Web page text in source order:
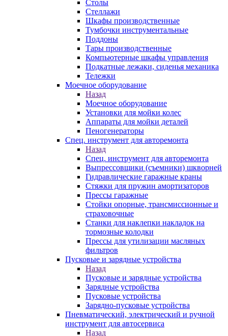
Столы
Стеллажи
Шкафы производственные
Тумбочки инструментальные
Поддоны
Тары производственные
Компьютерные шкафы управления
Подкатные лежаки, сиденья механика
Тележки
Моечное оборудование
Назад
Моечное оборудование
Установки для мойки колес
Аппараты для мойки деталей
Пеногенераторы
Спец. инструмент для авторемонта
Назад
Спец. инструмент для авторемонта
Выпрессовщики (съемники) шкворней
Гидравлические гаражные краны
Стяжки для пружин амортизаторов
Прессы гаражные
Стойки опорные, трансмиссионные и
страховочные
Станки для наклепки накладок на
тормозные колодки
Прессы для утилизации масляных
фильтров
Пусковые и зарядные устройства
Назад
Пусковые и зарядные устройства
Зарядные устройства
Пусковые устройства
Зарядно-пусковые устройства
Пневматический, электрический и ручной
инструмент для автосервиса
Назад